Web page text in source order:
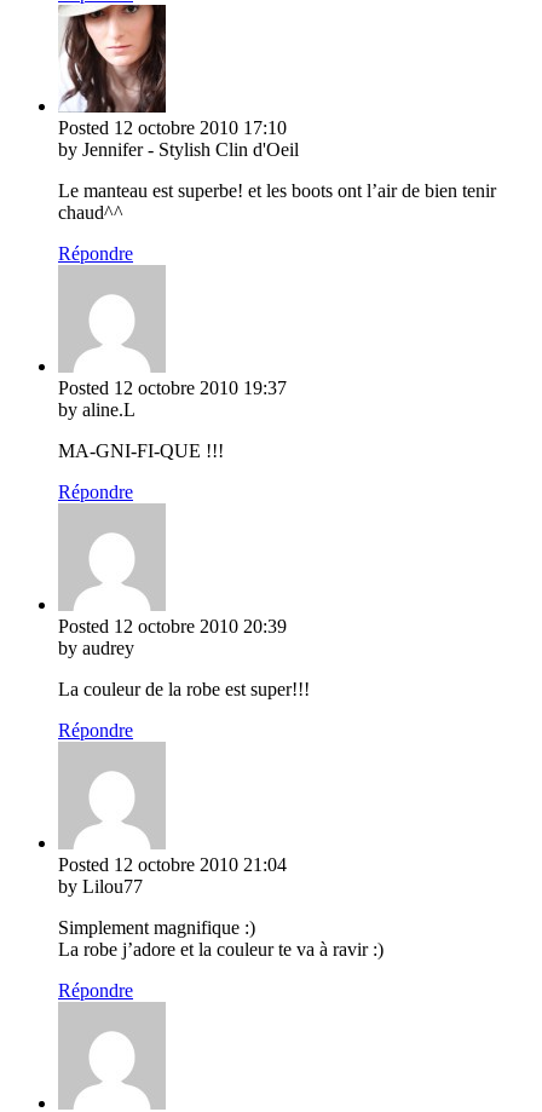
Posted 12 octobre 2010 17:10
by Jennifer - Stylish Clin d'Oeil
Le manteau est superbe! et les boots ont l’air de bien tenir
chaud^^
Répondre
Posted 12 octobre 2010 19:37
by aline.L
MA-GNI-FI-QUE !!!
Répondre
Posted 12 octobre 2010 20:39
by audrey
La couleur de la robe est super!!!
Répondre
Posted 12 octobre 2010 21:04
by Lilou77
Simplement magnifique :)
La robe j’adore et la couleur te va à ravir :)
Répondre